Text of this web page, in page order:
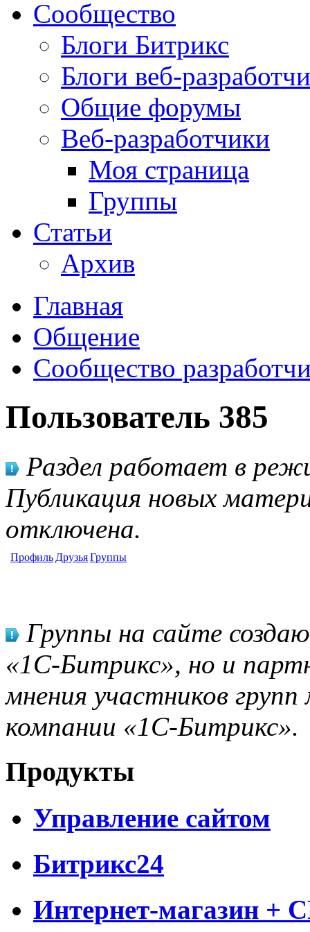
Сообщество
Блоги Битрикс
Блоги веб-
Общие форумы
Веб-разработчики
Моя страница
Группы
Статьи
Архив
Главная
Общение
Сообщество
Пользователь 385
Раздел работает в
Публикация новых
отключена.
Профиль ДрузьяГруппы
Группы на сайте
«1С-Битрикс», но и
мнения участников
компании «1С-Битрикс».
Продукты
Управление сайтом
Битрикс24
Интернет-магазин +